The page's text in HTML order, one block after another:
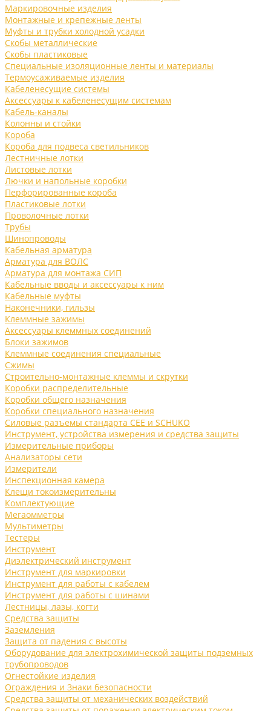
Маркировочные изделия
Монтажные и крепежные ленты
Муфты и трубки холодной усадки
Скобы металлические
Скобы пластиковые
Специальные изоляционные ленты и материалы
Термоусаживаемые изделия
Кабеленесущие системы
Аксессуары к кабеленесущим системам
Кабель-каналы
Колонны и стойки
Короба
Короба для подвеса светильников
Лестничные лотки
Листовые лотки
Лючки и напольные коробки
Перфорированные короба
Пластиковые лотки
Проволочные лотки
Трубы
Шинопроводы
Кабельная арматура
Арматура для ВОЛС
Арматура для монтажа СИП
Кабельные вводы и аксессуары к ним
Кабельные муфты
Наконечники, гильзы
Клеммные зажимы
Аксессуары клеммных соединений
Блоки зажимов
Клеммные соединения специальные
Сжимы
Строительно-монтажные клеммы и скрутки
Коробки распределительные
Коробки общего назначения
Коробки специального назначения
Силовые разъемы стандарта CEE и SCHUKO
Инструмент, устройства измерения и средства защиты
Измерительные приборы
Анализаторы сети
Измерители
Инспекционная камера
Клещи токоизмерительны
Комплектующие
Мегаомметры
Мультиметры
Тестеры
Инструмент
Диэлектрический инструмент
Инструмент для маркировки
Инструмент для работы с кабелем
Инструмент для работы с шинами
Лестницы, лазы, когти
Средства защиты
Заземления
Защита от падения с высоты
Оборудование для электрохимической защиты подземных
трубопроводов
Огнестойкие изделия
Ограждения и Знаки безопасности
Средства защиты от механических воздействий